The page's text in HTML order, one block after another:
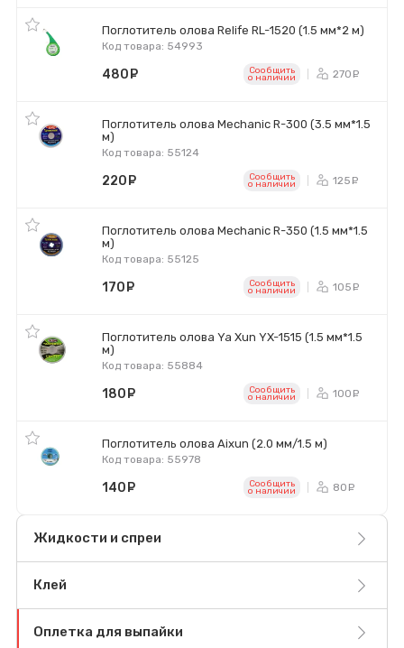
Поглотитель олова Relife RL-1520 (1.5 мм*2 м)
Код товара: 54993
480 Сообщить
o наличии 270
Поглотитель олова Mechanic R-300 (3.5 мм*1.5
м)
Код товара: 55124
220 Сообщить
o наличии 125
Поглотитель олова Mechanic R-350 (1.5 мм*1.5
м)
Код товара: 55125
170 Сообщить
o наличии 105
Поглотитель олова Ya Xun YX-1515 (1.5 мм*1.5
м)
Код товара: 55884
180 Сообщить
o наличии 100
Поглотитель олова Aixun (2.0 мм/1.5 м)
Код товара: 55978
140 Сообщить
o наличии 80
Жидкости и спреи
Клей
Оплетка для выпайки